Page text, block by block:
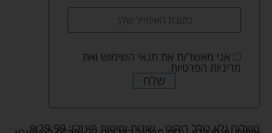
אני מאשר/ת את תנאי השימוש ואת
מדיניות הפרטיות
שלח
משלוח (לא כולל ריהוט - שידות ומיטות תינוק): ₪29.99